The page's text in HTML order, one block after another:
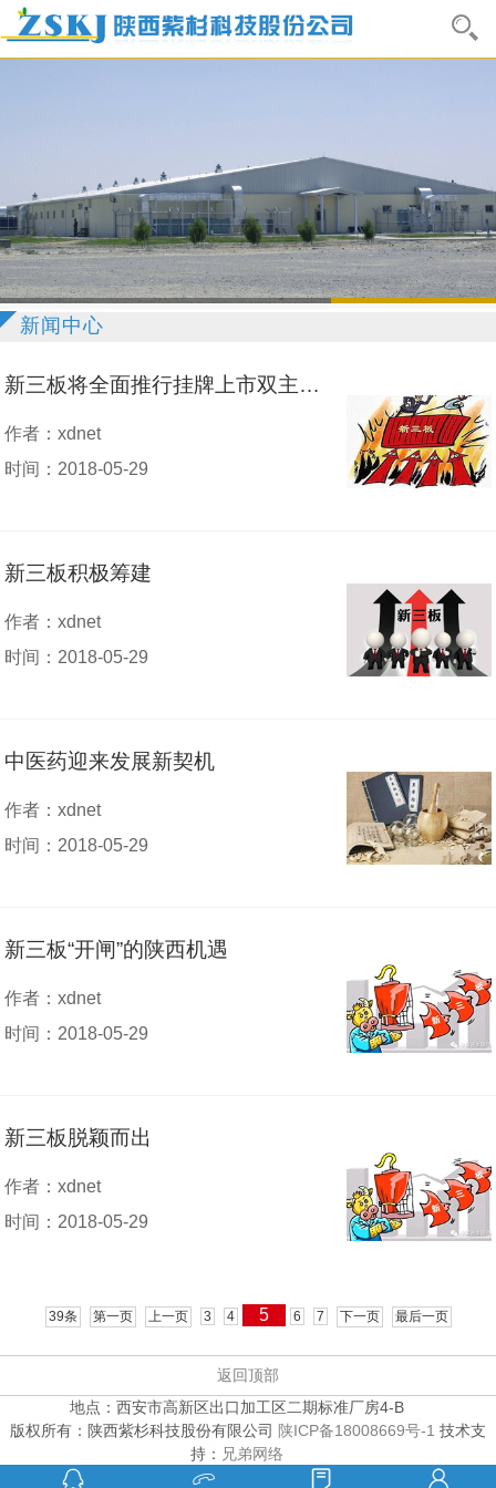
新闻中心
新三板将全面推行挂牌上市双主办制
作者：xdnet
时间：2018-05-29
新三板积极筹建
作者：xdnet
时间：2018-05-29
中医药迎来发展新契机
作者：xdnet
时间：2018-05-29
新三板“开闸”的陕西机遇
作者：xdnet
时间：2018-05-29
新三板脱颖而出
作者：xdnet
时间：2018-05-29
39条 第一页 上一页 3 4 5 6 7 下一页 最后一页
返回顶部
地点：西安市高新区出口加工区二期标准厂房4-B
版权所有：陕西紫杉科技股份有限公司 陕ICP备18008669号-1 技术支
持： 兄弟网络